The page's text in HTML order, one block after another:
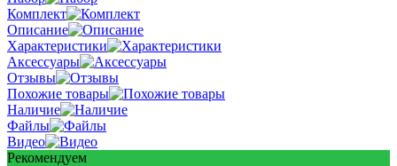
Комплект
Описание
Характеристики
Аксессуары
Отзывы
Похожие товары
Наличие
Файлы
Видео
Рекомендуем